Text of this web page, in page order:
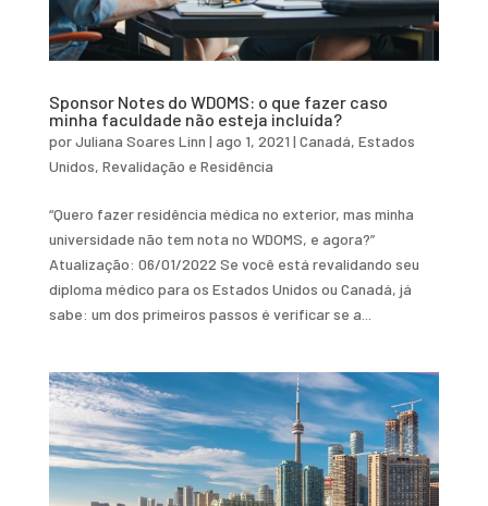
Sponsor Notes do WDOMS: o que fazer caso
minha faculdade não esteja incluída?
porJuliana Soares Linn | ago 1, 2021 | Canadá, Estados
Unidos, Revalidação e Residência
“Quero fazer residência médica no exterior, mas minha
universidade não tem nota no WDOMS, e agora?”
Atualização: 06/01/2022 Se você está revalidando seu
diploma médico para os Estados Unidos ou Canadá, já
sabe: um dos primeiros passos é verificar se a...